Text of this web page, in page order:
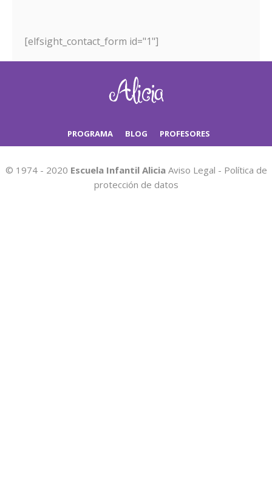
[elfsight_contact_form id="1"]
PROGRAMA BLOG PROFESORES
© 1974 - 2020 Escuela Infantil Alicia Aviso Legal - Política de
protección de datos